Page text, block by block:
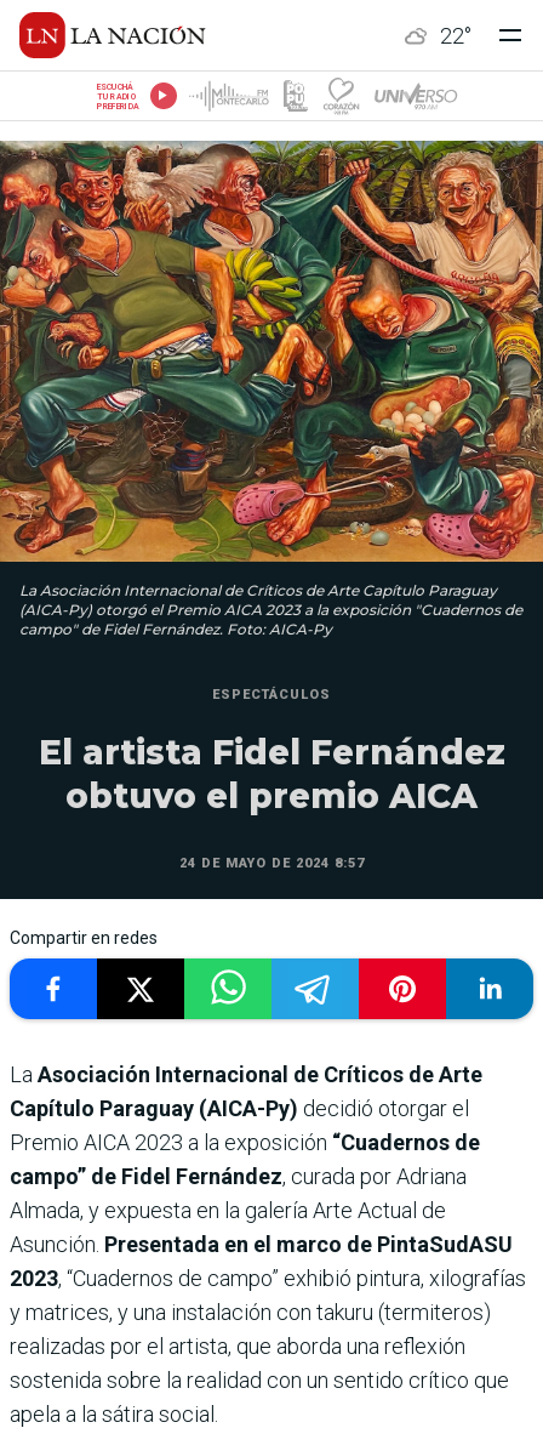
22°
ESCUCHÁ
TU RADIO
PREFERIDA
La Asociación Internacional de Críticos de Arte Capítulo Paraguay
(AICA-Py) otorgó el Premio AICA 2023 a la exposición "Cuadernos de
campo" de Fidel Fernández. Foto: AICA-Py
ESPECTÁCULOS
El artista Fidel Fernández
obtuvo el premio AICA
24 DE MAYO DE 2024 8:57
Compartir en redes
La Asociación Internacional de Críticos de Arte
Capítulo Paraguay (AICA-Py) decidió otorgar el
Premio AICA 2023 a la exposición “Cuadernos de
campo” de Fidel Fernández, curada por Adriana
Almada, y expuesta en la galería Arte Actual de
Asunción. Presentada en el marco de PintaSudASU
2023, “Cuadernos de campo” exhibió pintura, xilografías
y matrices, y una instalación con takuru (termiteros)
realizadas por el artista, que aborda una reflexión
sostenida sobre la realidad con un sentido crítico que
apela a la sátira social.